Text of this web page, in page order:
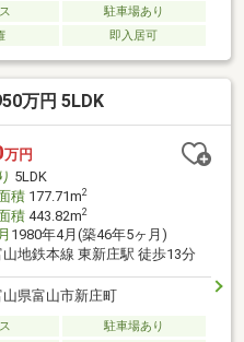
駐車場あり
即入居可
万円 5LDK
万円
5LDK
積177.71m2
積443.82m2
1980年4月(築46年5ヶ月)
山地鉄本線 東新庄駅 徒歩13分
山県富山市新庄町
駐車場あり